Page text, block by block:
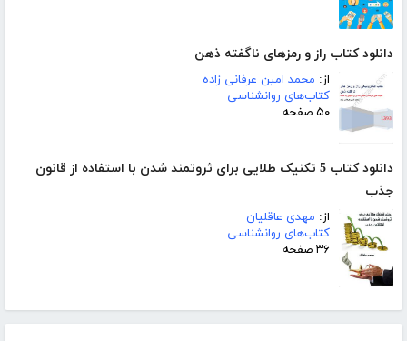
دانلود کتاب راز و رمزهای ناگفته ذهن
از: محمد امین عرفانی زاده
کتاب‌های روانشناسی
۵۰ صفحه
دانلود کتاب 5 تکنیک طلایی برای ثروتمند شدن با استفاده از قانون
جذب
از: مهدی عاقلیان
کتاب‌های روانشناسی
۳۶ صفحه